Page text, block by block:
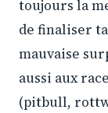
toujours la
de finaliser
mauvaise
aussi aux
(pitbull,